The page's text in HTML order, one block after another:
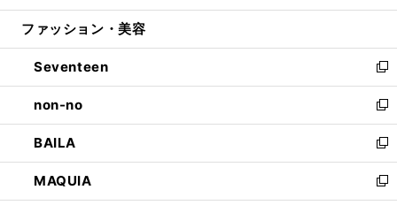
開
ウ
開
く
ン
ウ
で
開
く
ウ
ン
ド
ウ
で
開
く
ファッション・美容
Seventeen
新
し
い
ウ
ィ
ン
ド
ウ
non-no
新
し
い
ウ
ィ
ン
BAILA
新
し
い
MAQUIA
新